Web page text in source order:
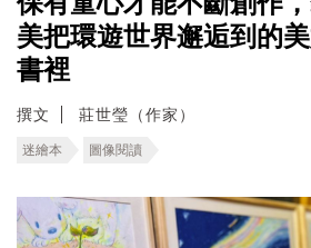
美把環遊世界邂逅到的
書裡
撰文 莊世瑩（作家）
迷繪本 圖像閱讀